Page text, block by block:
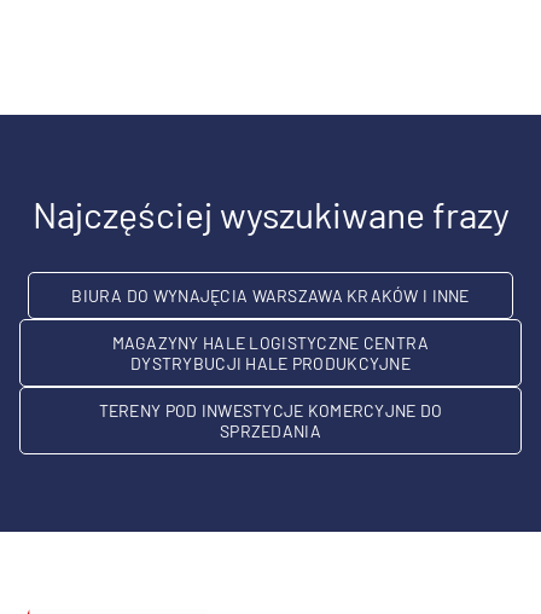
Najczęściej wyszukiwane frazy
BIURA DO WYNAJĘCIA WARSZAWA KRAKÓW I INNE
MAGAZYNY HALE LOGISTYCZNE CENTRA
DYSTRYBUCJI HALE PRODUKCYJNE
TERENY POD INWESTYCJE KOMERCYJNE DO
SPRZEDANIA